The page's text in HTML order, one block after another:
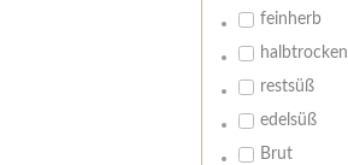
feinherb
halbtrocken
restsüß
edelsüß
Brut